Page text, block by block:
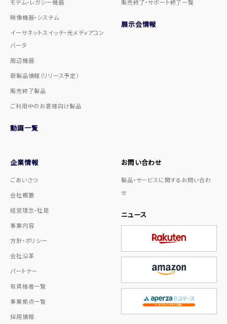
モデム・レガシー機器
映像機器・システム
イーサネットスイッチ・光メディアコン
バータ
周辺機器
新製品情報（リリース予定）
販売終了製品
ご利用中のお客様向け製品
動画一覧
販売終了・サポート終了一覧
展示会情報
企業情報
ごあいさつ
会社概要
経営理念・社是
事業内容
方針・ポリシー
会社沿革
パートナー
有資格者一覧
事業拠点一覧
採用情報
お問い合わせ
製品・サービスに関するお問い合わ
せ
ニュース